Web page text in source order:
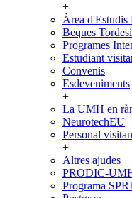
+
Àrea d'Estudis
Beques
Programes
Estudiant
Convenis
Esdeveniments
+
La UMH en
NeurotechEU
Personal
+
Altres ajudes
PRODIC-
Programa